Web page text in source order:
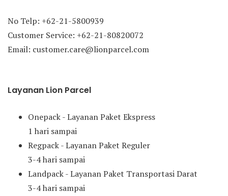
No Telp: +62-21-5800939
Customer Service: +62-21-80820072
Email: customer.care@lionparcel.com
Layanan Lion Parcel
Onepack - Layanan Paket Ekspress
1 hari sampai
Regpack - Layanan Paket Reguler
3-4 hari sampai
Landpack - Layanan Paket Transportasi Darat
3-4 hari sampai